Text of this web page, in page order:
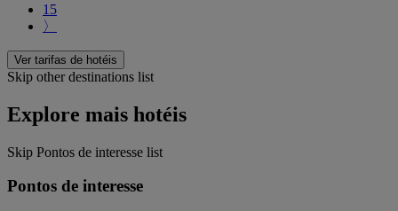
15
〉
Ver tarifas de hotéis
Skip other destinations list
Explore mais hotéis
Skip Pontos de interesse list
Pontos de interesse